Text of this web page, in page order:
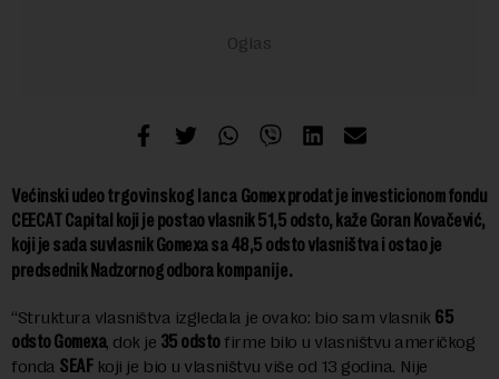
Većinski udeotrgovinskog lanca Gomex prodat je investicionom fondu
CEECAT Capital koji je postao vlasnik 51,5 odsto, kaže Goran Kovačević,
koji je sada suvlasnik Gomexa sa 48,5 odsto vlasništva i ostao je
predsednik Nadzornog odbora kompanije.
“Struktura vlasništva izgledala je ovako: bio sam vlasnik 65
odsto Gomexa, dok je 35 odstofirme bilo u vlasništvu američkog
fonda SEAFkoji je bio u vlasništvu više od 13 godina. Nije